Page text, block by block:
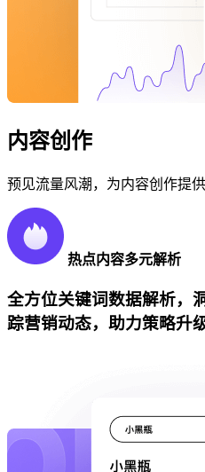
内容创作
预见流量风潮，为内容创作提
热点内容多元解析
全方位关键词数据解析，
踪营销动态，助力策略升级